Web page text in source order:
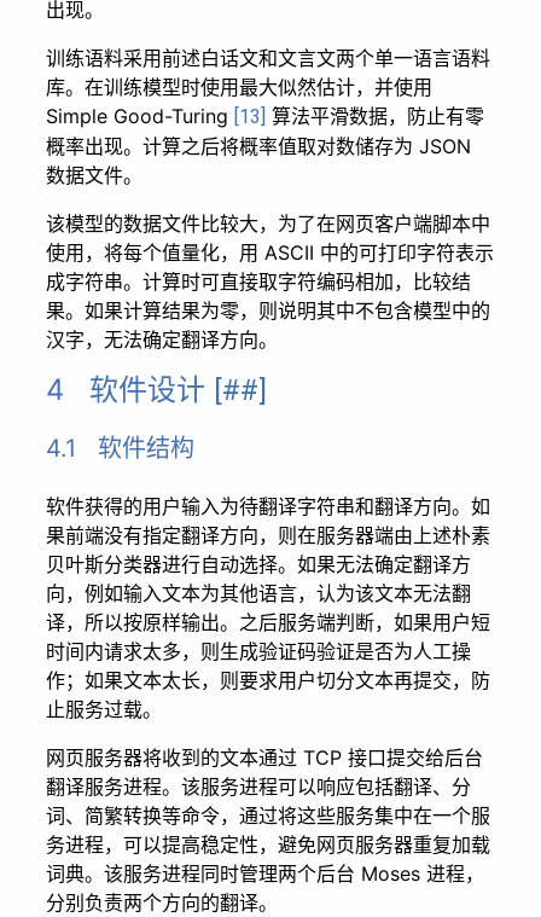
出现。
训练语料采用前述白话文和文言文两个单一语言语料
库。在训练模型时使用最大似然估计，并使用
Simple Good-Turing [13] 算法平滑数据，防止有零
概率出现。计算之后将概率值取对数储存为 JSON
数据文件。
该模型的数据文件比较大，为了在网页客户端脚本中
使用，将每个值量化，用 ASCII 中的可打印字符表示
成字符串。计算时可直接取字符编码相加，比较结
果。如果计算结果为零，则说明其中不包含模型中的
汉字，无法确定翻译方向。
4 软件设计 [##]
4.1 软件结构
软件获得的用户输入为待翻译字符串和翻译方向。如
果前端没有指定翻译方向，则在服务器端由上述朴素
贝叶斯分类器进行自动选择。如果无法确定翻译方
向，例如输入文本为其他语言，认为该文本无法翻
译，所以按原样输出。之后服务端判断，如果用户短
时间内请求太多，则生成验证码验证是否为人工操
作；如果文本太长，则要求用户切分文本再提交，防
止服务过载。
网页服务器将收到的文本通过 TCP 接口提交给后台
翻译服务进程。该服务进程可以响应包括翻译、分
词、简繁转换等命令，通过将这些服务集中在一个服
务进程，可以提高稳定性，避免网页服务器重复加载
词典。该服务进程同时管理两个后台 Moses 进程，
分别负责两个方向的翻译。